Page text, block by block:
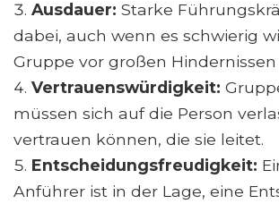
Ausdauer: Starke
dabei, auch wenn es schwierig
Gruppe vor großen Hindernissen
Vertrauenswürdigkeit:
müssen sich auf die Person
vertrauen können, die sie leitet.
Entscheidungsfreudigkeit:
Anführer ist in der Lage, eine